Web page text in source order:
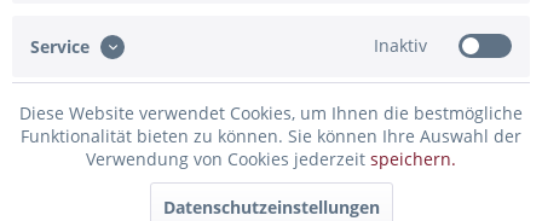
Infos zum Hersteller
Folgende Infos zum Hersteller sind verfübar......mehr
Zubehör 2
Kunden kauften auch
Service Inaktiv
Diese Website verwendet Cookies, um Ihnen die bestmögliche
Funktionalität bieten zu können. Sie können Ihre Auswahl der
Verwendung von Cookies jederzeit speichern.
Datenschutzeinstellungen